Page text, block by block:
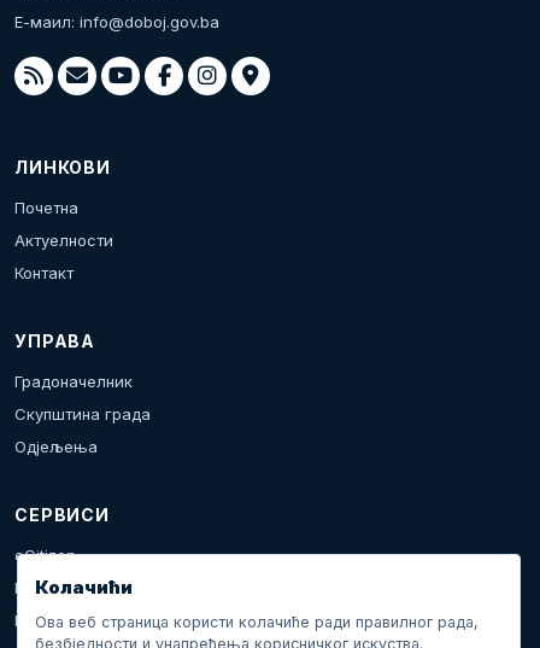
Е-маил: info@doboj.gov.ba
ЛИНКОВИ
Почетна
Актуелности
Контакт
УПРАВА
Градоначелник
Скупштина града
Одјељења
СЕРВИСИ
eCitizen
Пријава проблема
Календар дешавања
Колачићи
Ова веб страница користи колачиће ради правилног рада,
безбједности и унапређења корисничког искуства.